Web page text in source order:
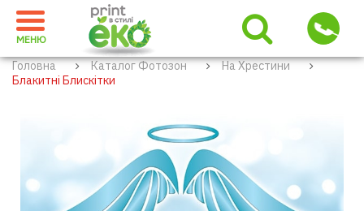
МЕНЮ
Головна Каталог Фотозон
На Хрестини
Блакитні Блискітки